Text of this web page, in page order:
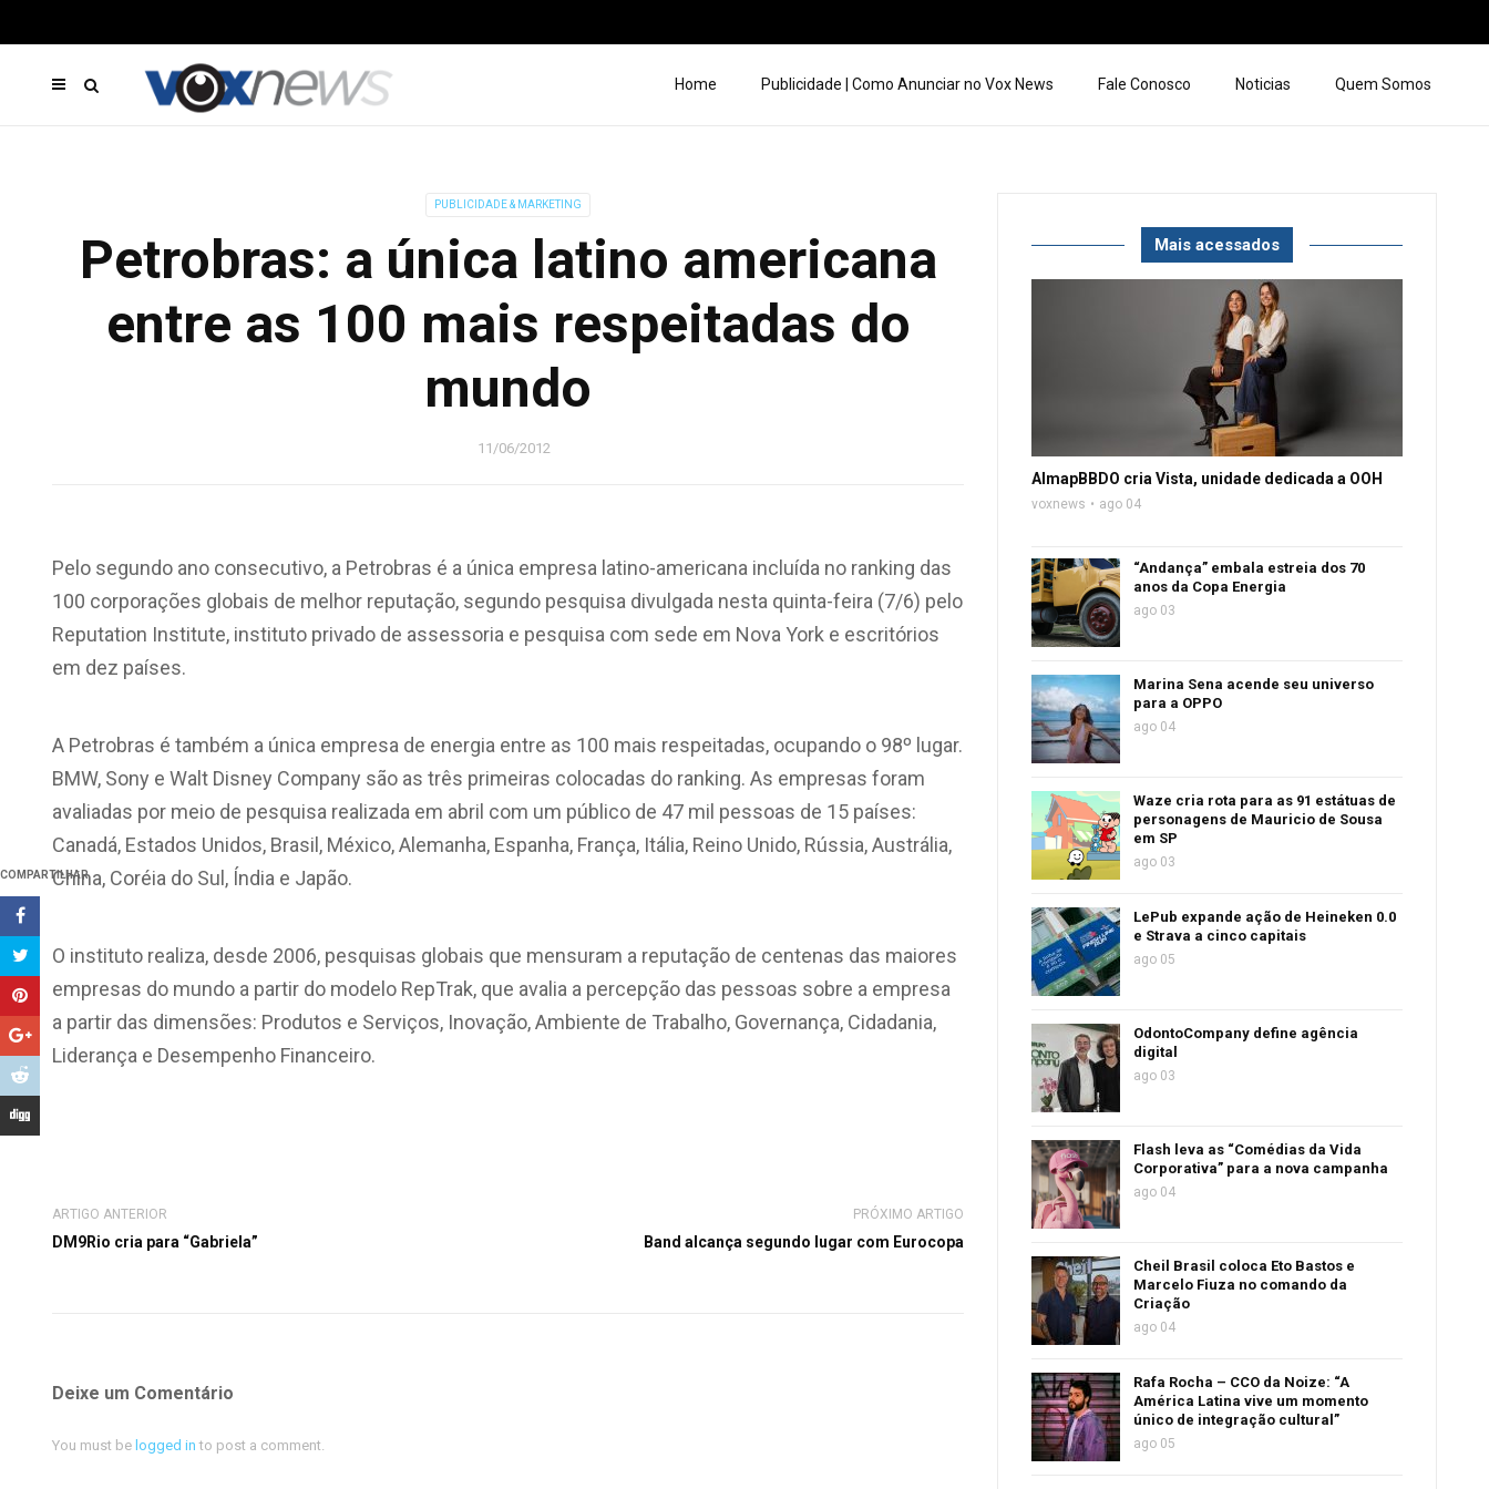
Home Publicidade | Como Anunciar no Vox News Fale Conosco Noticias Quem Somos
PUBLICIDADE & MARKETING
Petrobras: a única latino americana
entre as 100 mais respeitadas do
mundo
11/06/2012
COMPARTILHAR
Pelo segundo ano consecutivo, a Petrobras é a única empresa latino-americana incluída no ranking das
100 corporações globais de melhor reputação, segundo pesquisa divulgada nesta quinta-feira (7/6) pelo
Reputation Institute, instituto privado de assessoria e pesquisa com sede em Nova York e escritórios
em dez países.
A Petrobras é também a única empresa de energia entre as 100 mais respeitadas, ocupando o 98º lugar.
BMW, Sony e Walt Disney Company são as três primeiras colocadas do ranking. As empresas foram
avaliadas por meio de pesquisa realizada em abril com um público de 47 mil pessoas de 15 países:
Canadá, Estados Unidos, Brasil, México, Alemanha, Espanha, França, Itália, Reino Unido, Rússia, Austrália,
China, Coréia do Sul, Índia e Japão.
O instituto realiza, desde 2006, pesquisas globais que mensuram a reputação de centenas das maiores
empresas do mundo a partir do modelo RepTrak, que avalia a percepção das pessoas sobre a empresa
a partir das dimensões: Produtos e Serviços, Inovação, Ambiente de Trabalho, Governança, Cidadania,
Liderança e Desempenho Financeiro.
ARTIGO ANTERIOR
DM9Rio cria para “Gabriela”
PRÓXIMO ARTIGO
Band alcança segundo lugar com Eurocopa
Deixe um Comentário
You must be logged in to post a comment.
Mais acessados
AlmapBBDO cria Vista, unidade dedicada a OOH
voxnews ago 04
“Andança” embala estreia dos 70
anos da Copa Energia
ago 03
Marina Sena acende seu universo
para a OPPO
ago 04
Waze cria rota para as 91 estátuas de
personagens de Mauricio de Sousa
em SP
ago 03
LePub expande ação de Heineken 0.0
e Strava a cinco capitais
ago 05
OdontoCompany define agência
digital
ago 03
Flash leva as “Comédias da Vida
Corporativa” para a nova campanha
ago 04
Cheil Brasil coloca Eto Bastos e
Marcelo Fiuza no comando da
Criação
ago 04
Rafa Rocha – CCO da Noize: “A
América Latina vive um momento
único de integração cultural”
ago 05